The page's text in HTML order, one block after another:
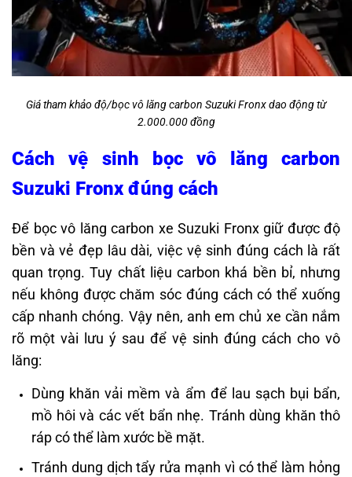
Giá tham khảo độ/bọc vô lăng carbon Suzuki Fronx dao động từ
2.000.000 đồng
Cách vệ sinh bọc vô lăng carbon
Suzuki Fronx đúng cách
Để bọc vô lăng carbon xe Suzuki Fronx giữ được độ
bền và vẻ đẹp lâu dài, việc vệ sinh đúng cách là rất
quan trọng. Tuy chất liệu carbon khá bền bỉ, nhưng
nếu không được chăm sóc đúng cách có thể xuống
cấp nhanh chóng. Vậy nên, anh em chủ xe cần nắm
rõ một vài lưu ý sau để vệ sinh đúng cách cho vô
lăng:
Dùng khăn vải mềm và ẩm để lau sạch bụi bẩn,
mồ hôi và các vết bẩn nhẹ. Tránh dùng khăn thô
ráp có thể làm xước bề mặt.
Tránh dung dịch tẩy rửa mạnh vì có thể làm hỏng